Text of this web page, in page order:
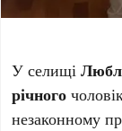
У селищі
річного
незаконному